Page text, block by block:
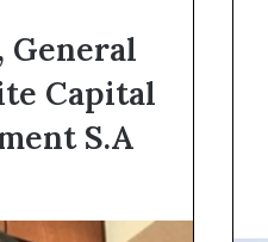
General
Capital
S.A